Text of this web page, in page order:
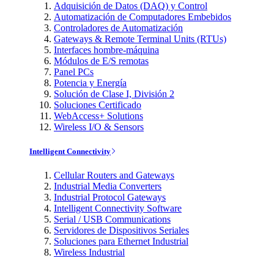
Adquisición de Datos (DAQ) y Control
Automatización de Computadores Embebidos
Controladores de Automatización
Gateways & Remote Terminal Units (RTUs)
Interfaces hombre-máquina
Módulos de E/S remotas
Panel PCs
Potencia y Energía
Solución de Clase I, División 2
Soluciones Certificado
WebAccess+ Solutions
Wireless I/O & Sensors
Intelligent Connectivity
Cellular Routers and Gateways
Industrial Media Converters
Industrial Protocol Gateways
Intelligent Connectivity Software
Serial / USB Communications
Servidores de Dispositivos Seriales
Soluciones para Ethernet Industrial
Wireless Industrial